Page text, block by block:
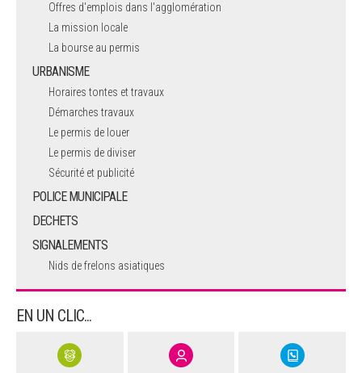
Offres d'emplois dans l'agglomération
La mission locale
La bourse au permis
URBANISME
Horaires tontes et travaux
Démarches travaux
Le permis de louer
Le permis de diviser
Sécurité et publicité
POLICE MUNICIPALE
DECHETS
SIGNALEMENTS
Nids de frelons asiatiques
EN UN CLIC...